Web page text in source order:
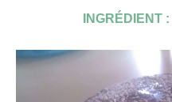
INGRÉDIENT :